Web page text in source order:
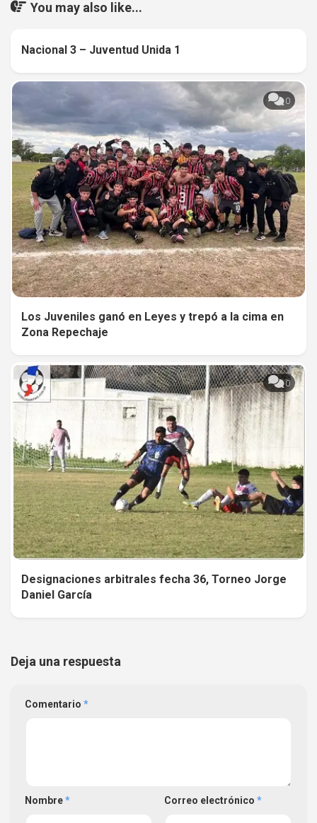
You may also like...
Nacional 3 – Juventud Unida 1
0
Los Juveniles ganó en Leyes y trepó a la cima en
Zona Repechaje
0
Designaciones arbitrales fecha 36, Torneo Jorge
Daniel García
Deja una respuesta
Comentario *
Nombre* Correo electrónico *